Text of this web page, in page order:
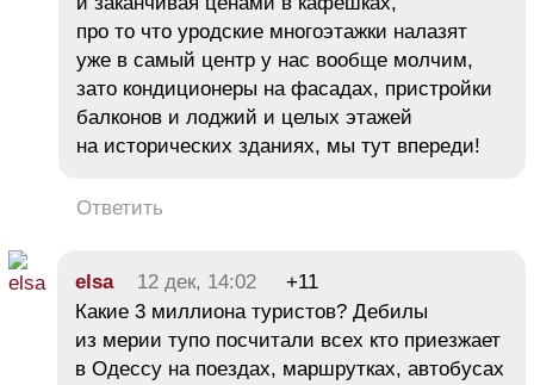
про то что уродские многоэтажки налазят
уже в самый центр у нас вообще молчим,
зато кондиционеры на фасадах, пристройки
балконов и лоджий и целых этажей
на исторических зданиях, мы тут впереди!
Ответить
elsa 12 дек, 14:02
+11
Какие 3 миллиона туристов? Дебилы
из мерии тупо посчитали всех кто приезжает
в Одессу на поездах, маршрутках, автобусах